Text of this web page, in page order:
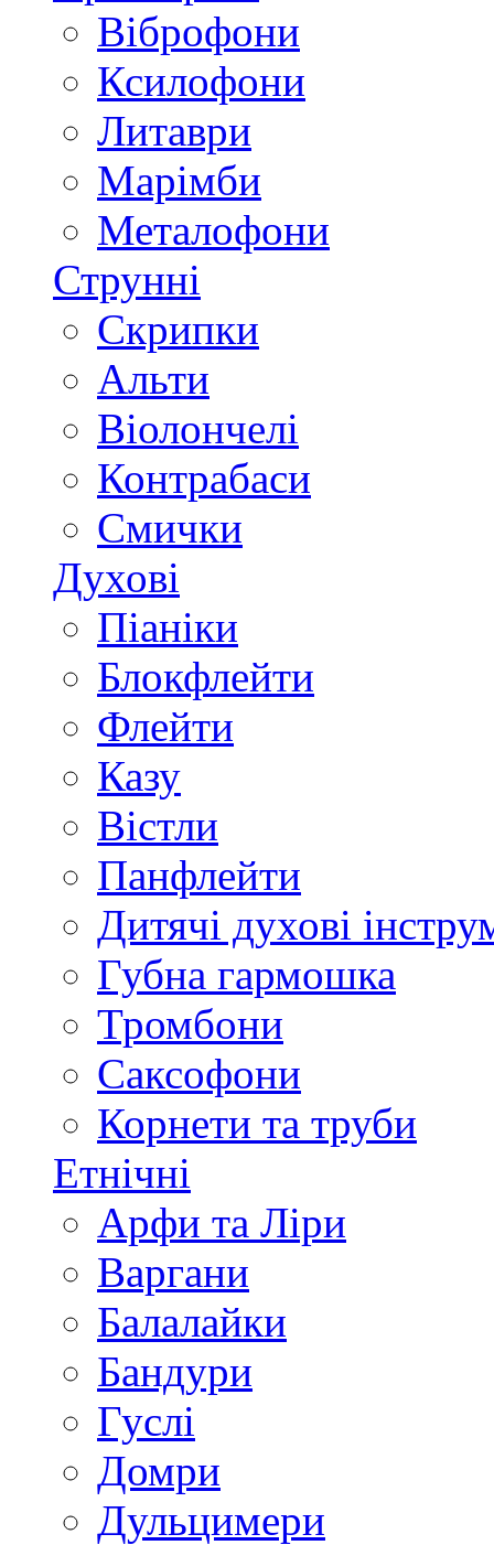
Віброфони
Ксилофони
Литаври
Марімби
Металофони
Струнні
Скрипки
Альти
Віолончелі
Контрабаси
Смички
Духові
Піаніки
Блокфлейти
Флейти
Казу
Вістли
Панфлейти
Дитячі духові
Губна гармошка
Тромбони
Саксофони
Корнети та труби
Етнічні
Арфи та Ліри
Варгани
Балалайки
Бандури
Гуслі
Домри
Дульцимери